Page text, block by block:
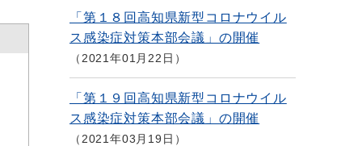
「第１８回高知県新型コロナウイル
ス感染症対策本部会議」の開催
2021年01月22日
「第１９回高知県新型コロナウイル
ス感染症対策本部会議」の開催
2021年03月19日